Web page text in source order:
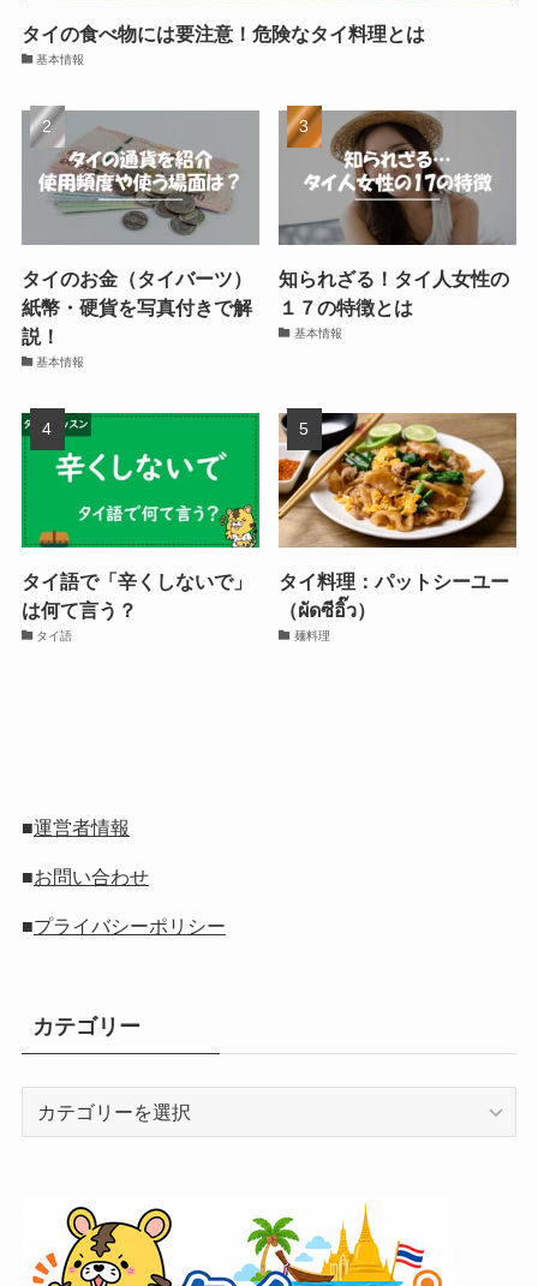
タイの食べ物には要注意！危険なタイ料理とは
基本情報
タイのお金（タイバーツ）
紙幣・硬貨を写真付きで解
説！
基本情報
知られざる！タイ人女性の
１７の特徴とは
基本情報
タイ語で「辛くしないで」
は何て言う？
タイ語
タイ料理：パットシーユー
（ผัดซีอิ๊ว）
麺料理
■運営者情報
■お問い合わせ
■プライバシーポリシー
カテゴリー